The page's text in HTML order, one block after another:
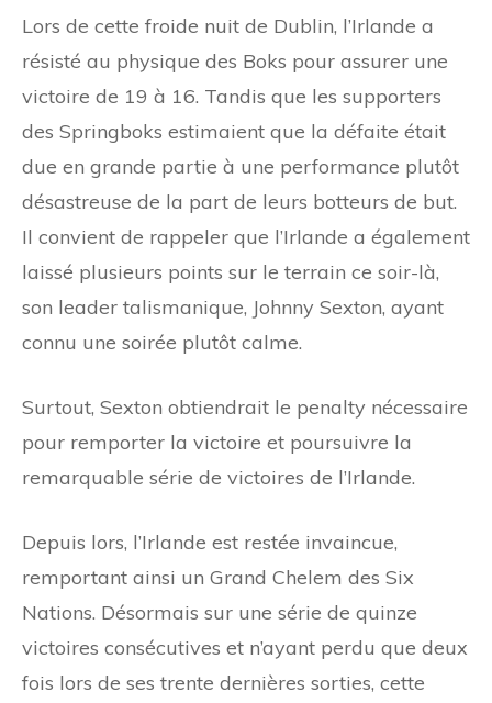
Lors de cette froide nuit de Dublin, l’Irlande a
résisté au physique des Boks pour assurer une
victoire de 19 à 16. Tandis que les supporters
des Springboks estimaient que la défaite était
due en grande partie à une performance plutôt
désastreuse de la part de leurs botteurs de but.
Il convient de rappeler que l’Irlande a également
laissé plusieurs points sur le terrain ce soir-là,
son leader talismanique, Johnny Sexton, ayant
connu une soirée plutôt calme.
Surtout, Sexton obtiendrait le penalty nécessaire
pour remporter la victoire et poursuivre la
remarquable série de victoires de l’Irlande.
Depuis lors, l’Irlande est restée invaincue,
remportant ainsi un Grand Chelem des Six
Nations. Désormais sur une série de quinze
victoires consécutives et n’ayant perdu que deux
fois lors de ses trente dernières sorties, cette